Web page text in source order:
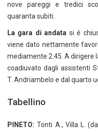
nove pareggi e tredici
quaranta subiti.
La gara di andata si é
viene dato nettamente
mediamente 2.45. A dirigere
coadiuvato dagli assistenti
T. Andriambelo e dal quarto
Tabellino
PINETO: Tonti A., Villa L.